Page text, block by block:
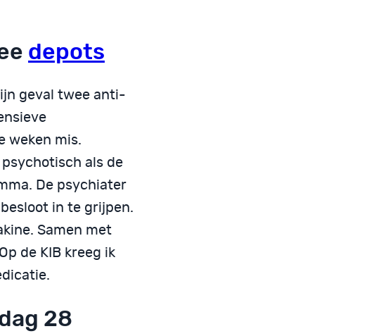
depots
geval twee anti-
weken mis.
als de
De psychiater
in te grijpen.
Samen met
de KIB kreeg ik
28